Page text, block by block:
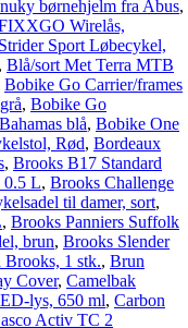
børnehjelm fra Abus,
Wirelås,
Sport Løbecykel,
, Blå/sort Met Terra MTB
Bobike Go Carrier/frames
, Bobike Go
blå, Bobike One
Rød, Bordeaux
, Brooks B17 Standard
0.5 L, Brooks Challenge
til damer, sort,
, Brooks Panniers Suffolk
brun, Brooks Slender
1 stk., Brun
Cover, Camelbak
lys, 650 ml, Carbon
Activ TC 2